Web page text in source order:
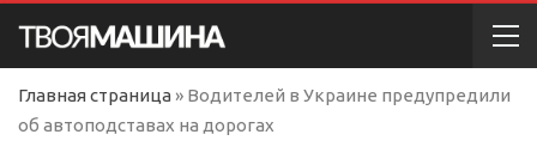
Главная страница » Водителей в Украине предупредили
об автоподставах на дорогах